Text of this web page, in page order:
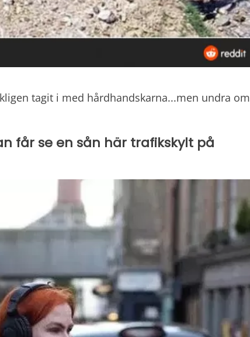
tagit i med hårdhandskarna...men undra om
får se en sån här trafikskylt på